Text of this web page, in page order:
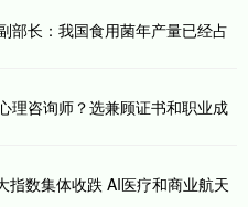
部长：我国食用菌年产量已经占
理咨询师？选兼顾证书和职业成
指数集体收跌 AI医疗和商业航天